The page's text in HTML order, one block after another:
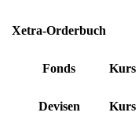
Xetra-Orderbuch
Fonds Kurs
Devisen Kurs